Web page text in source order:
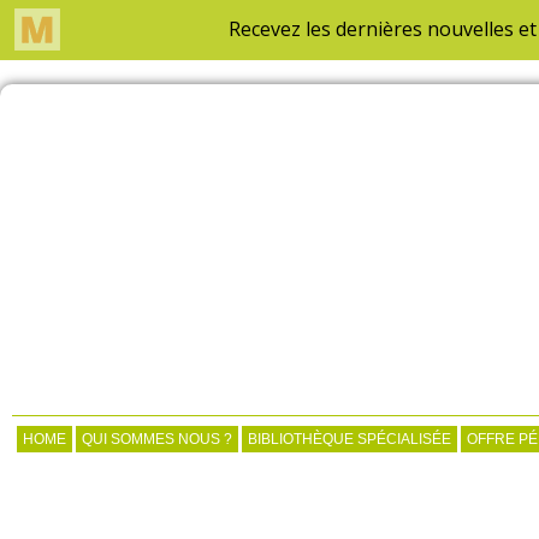
HOME QUI SOMMES NOUS ? BIBLIOTHÈQUE SPÉCIALISÉE OFFRE